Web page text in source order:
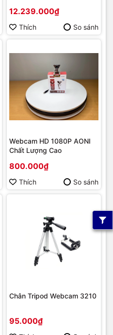
12.239.000₫
Thích So sánh
Webcam HD 1080P AONI
Chất Lượng Cao
800.000₫
Thích So sánh
Chân Tripod Webcam 3210
95.000₫